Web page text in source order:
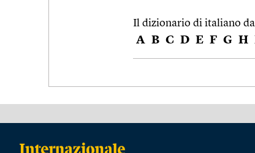
Il dizionario di italiano
A B C D E F G H